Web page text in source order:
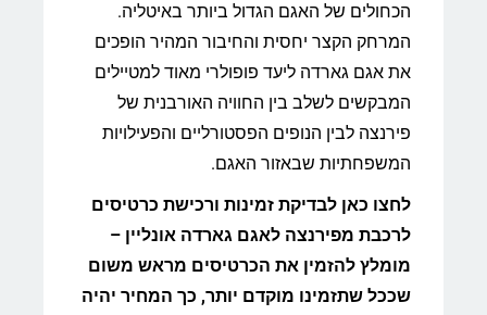
הכחולים של האגם הגדול ביותר באיטליה.
המרחק הקצר יחסית והחיבור המהיר הופכים
את אגם גארדה ליעד פופולרי מאוד למטיילים
המבקשים לשלב בין החוויה האורבנית של
פירנצה לבין הנופים הפסטורליים והפעילויות
המשפחתיות שבאזור האגם.
לחצו כאן לבדיקת זמינות ורכישת כרטיסים
לרכבת מפירנצה לאגם גארדה אונליין –
מומלץ להזמין את הכרטיסים מראש משום
שככל שתזמינו מוקדם יותר, כך המחיר יהיה